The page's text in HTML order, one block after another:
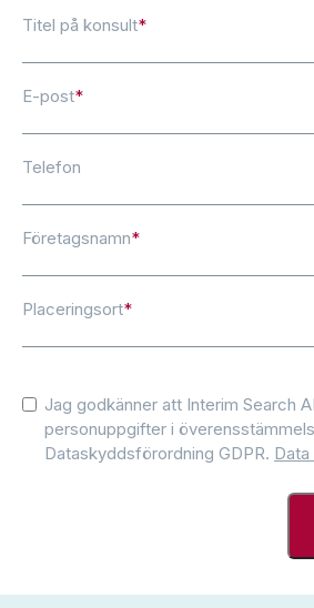
Titel på konsult*
E-post*
Telefon
Företagsnamn*
Placeringsort*
Consent
Jag godkänner att Interim Search
personuppgifter i
Dataskyddsförordning GDPR.